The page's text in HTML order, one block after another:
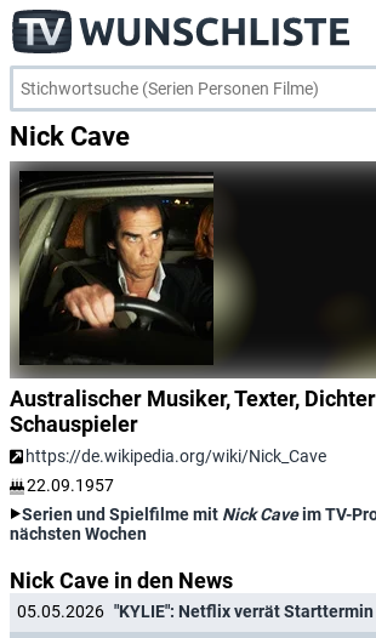
Nick Cave
Australischer Musiker, Texter,
Schauspieler
https://de.wikipedia.org/wiki/Nick_Cave
22.09.1957
Serien und Spielfilme mit Nick Caveim TV-
nächsten Wochen
Nick Cave in den News
05.05.2026